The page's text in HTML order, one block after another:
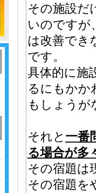
その施設だ
いのですが
は改善でき
です。
具体的に施
るにもかか
もしょうが
それと 一番
る場合が多
その宿題は
その宿題を